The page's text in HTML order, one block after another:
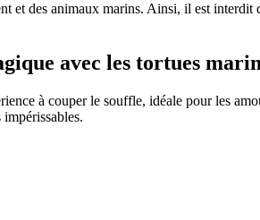
et des animaux marins. Ainsi, il est
avec les tortues
à couper le souffle, idéale pour les